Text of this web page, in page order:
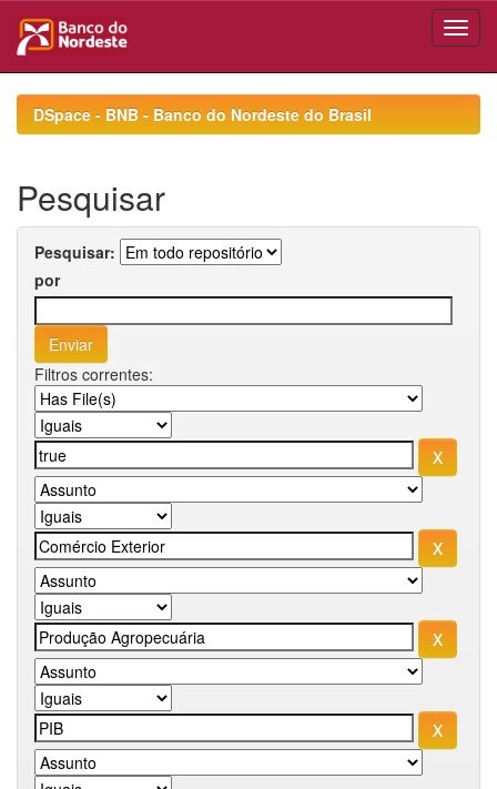
navigationDSpace - BNB - Banco do Nordeste do Brasil
Pesquisar
Pesquisar:
por
Filtros correntes: